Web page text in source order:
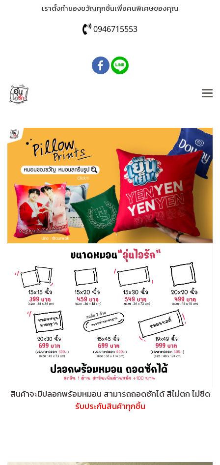
เราตั้งทำของขวัญทุกชิ้นเพื่อคนพิเศษของคุณ
0946715553
สินค้าจะมีปลอกพร้อมหมอน สามารถถอดซักได้ สีไม่ตก ไม่ซีด
รับประกันสินค้าทุกชิ้น